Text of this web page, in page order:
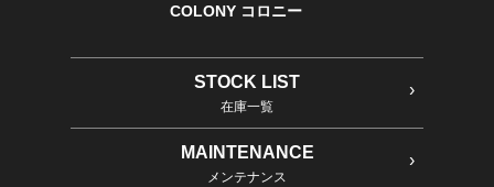
COLONY コロニー
STOCK LIST
在庫一覧
MAINTENANCE
メンテナンス